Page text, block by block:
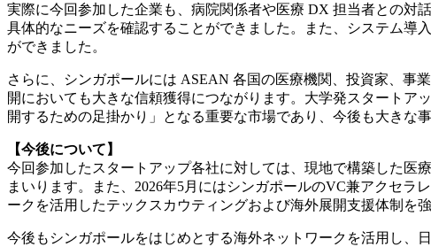
実際に今回参加した企業も、病院関係者や医療 DX 担当者との対
具体的なニーズを確認することができました。また、システム導
ができました。
さらに、シンガポールには ASEAN 各国の医療機関、投資家、事
開においても大きな信頼獲得につながります。大学発スタート
開するための足掛かり」となる重要な市場であり、今後も大きな
【今後について】
今回参加したスタートアップ各社に対しては、現地で構築した医
まいります。また、2026年5月にはシンガポールのVC兼アクセラ
ークを活用したテックスカウティングおよび海外展開支援体制を強
今後もシンガポールをはじめとする海外ネットワークを活用し、